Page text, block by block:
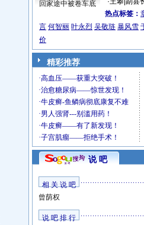
回家途中被卷车底
热点标签：
言 何智丽 叶永烈 吴敬琏 暴风雪
价
精彩推荐
说 吧
相 关 说 吧
曾荫权
说 吧 排 行